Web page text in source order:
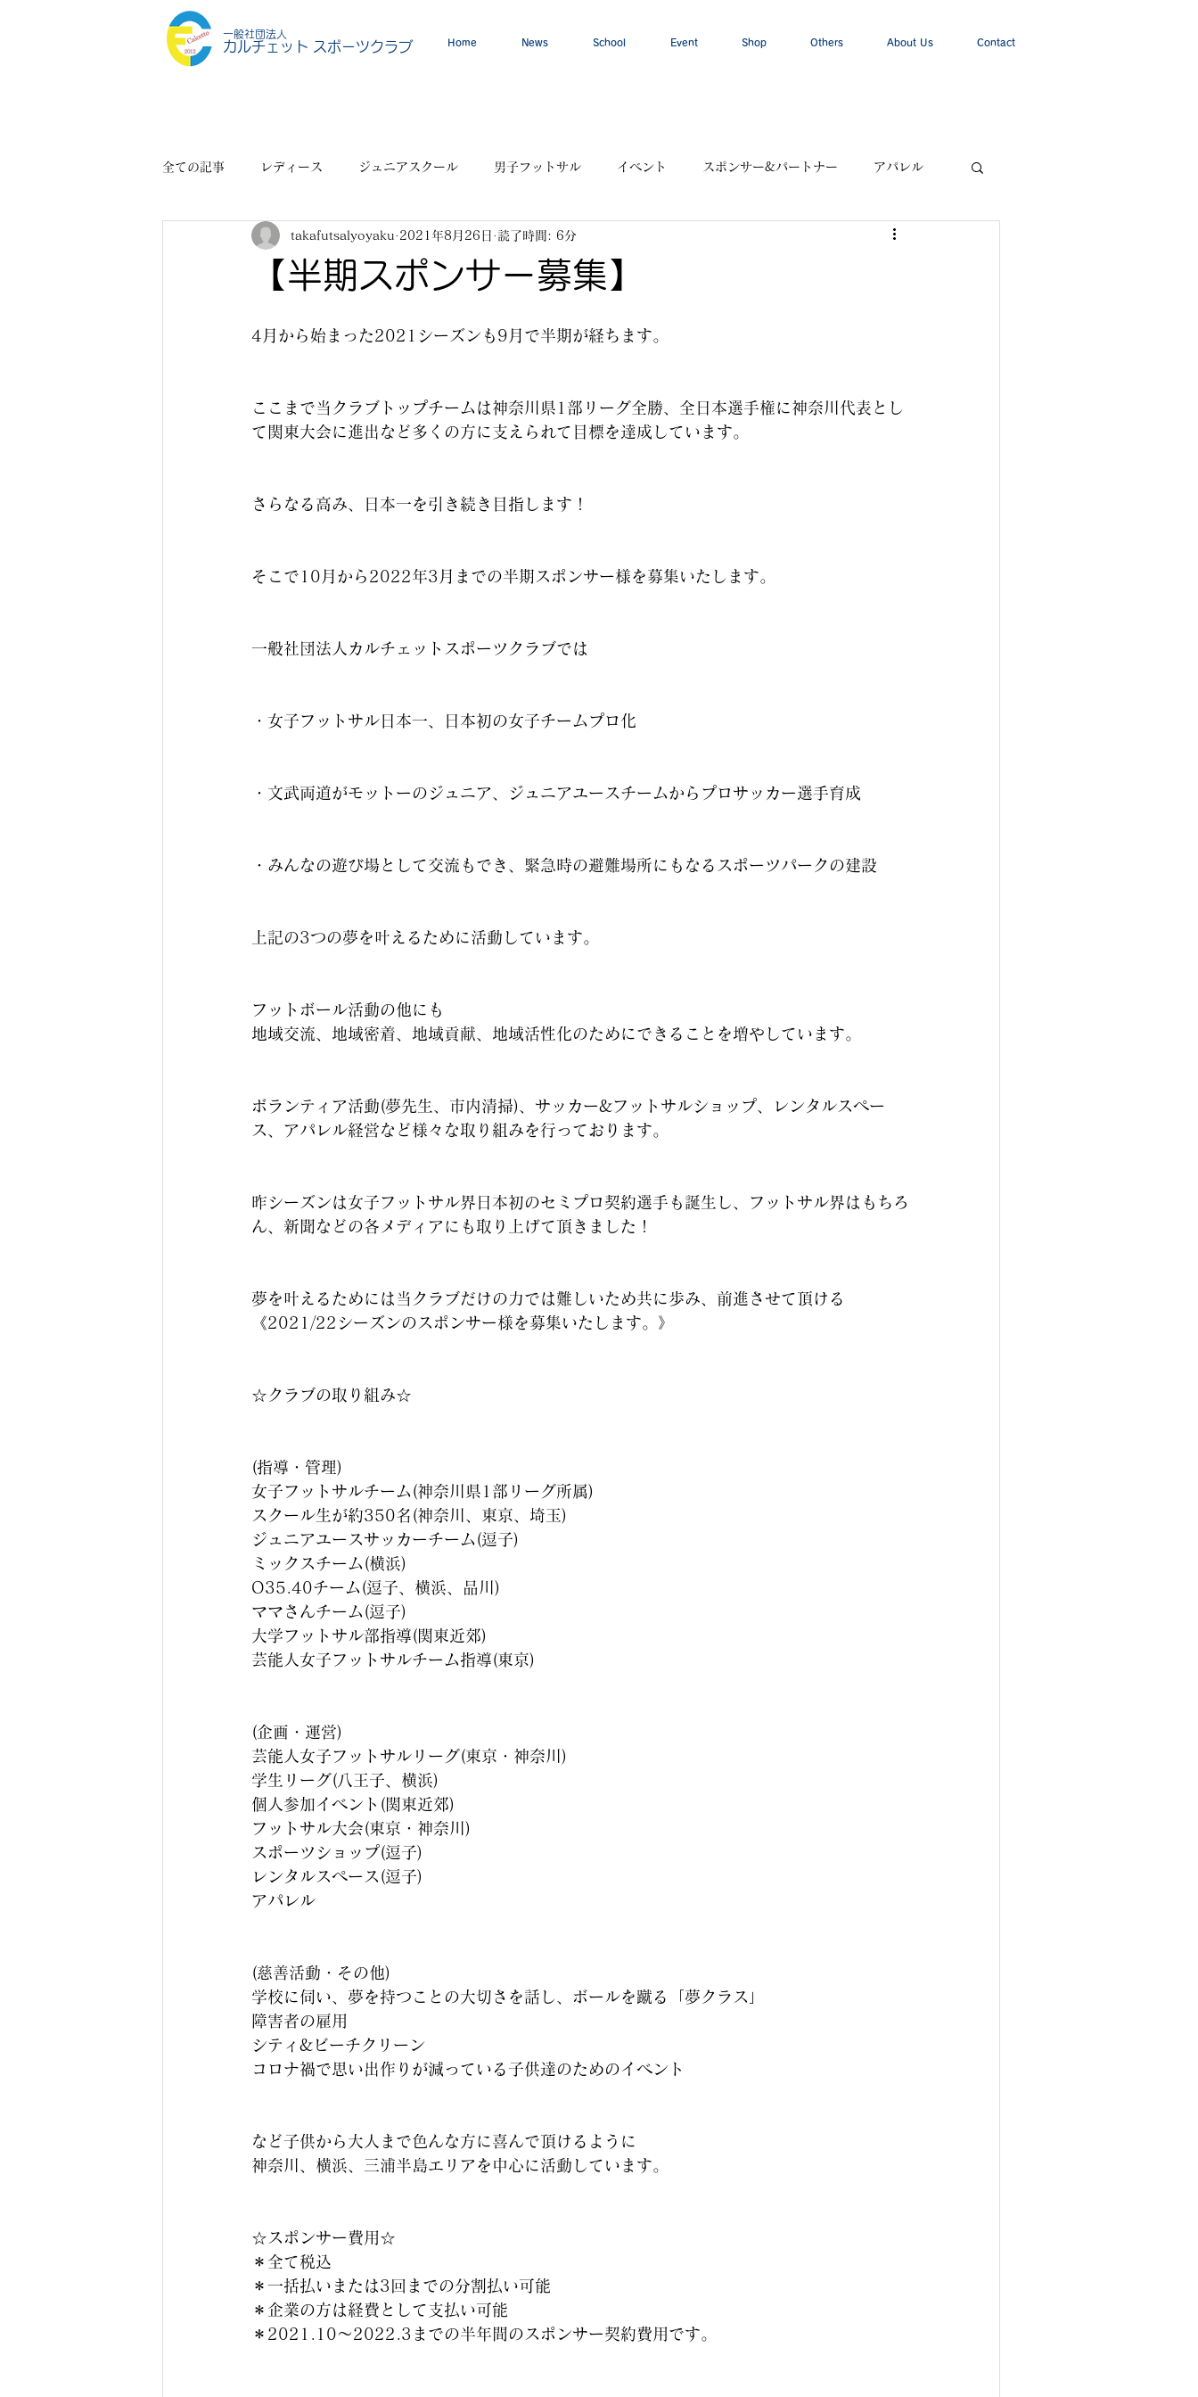
Home News School Event Shop Others About Us Contact
一般社団法人
カルチェット スポーツクラブ
全ての記事 レディース ジュニアスクール 男子フットサル イベント スポンサー&パートナー アパレル
スポーツショップ その他
【半期スポンサー募集】
takafutsalyoyaku 2021年8月26日 読了時間: 6分
4月から始まった2021シーズンも9月で半期が経ちます。
ここまで当クラブトップチームは神奈川県1部リーグ全勝、全日本選手権に神奈川代表とし
て関東大会に進出など多くの方に支えられて目標を達成しています。
さらなる高み、日本一を引き続き目指します！
そこで10月から2022年3月までの半期スポンサー様を募集いたします。
一般社団法人カルチェットスポーツクラブでは
・女子フットサル日本一、日本初の女子チームプロ化
・文武両道がモットーのジュニア、ジュニアユースチームからプロサッカー選手育成
・みんなの遊び場として交流もでき、緊急時の避難場所にもなるスポーツパークの建設
上記の3つの夢を叶えるために活動しています。
フットボール活動の他にも
地域交流、地域密着、地域貢献、地域活性化のためにできることを増やしています。
ボランティア活動(夢先生、市内清掃)、サッカー&フットサルショップ、レンタルスペー
ス、アパレル経営など様々な取り組みを行っております。
昨シーズンは女子フットサル界日本初のセミプロ契約選手も誕生し、フットサル界はもちろ
ん、新聞などの各メディアにも取り上げて頂きました！
夢を叶えるためには当クラブだけの力では難しいため共に歩み、前進させて頂ける
《2021/22シーズンのスポンサー様を募集いたします。》
☆クラブの取り組み☆
(指導・管理)
女子フットサルチーム(神奈川県1部リーグ所属)
スクール生が約350名(神奈川、東京、埼玉)
ジュニアユースサッカーチーム(逗子)
ミックスチーム(横浜)
O35.40チーム(逗子、横浜、品川)
ママさんチーム(逗子)
大学フットサル部指導(関東近郊)
芸能人女子フットサルチーム指導(東京)
(企画・運営)
芸能人女子フットサルリーグ(東京・神奈川)
学生リーグ(八王子、横浜)
個人参加イベント(関東近郊)
フットサル大会(東京・神奈川)
スポーツショップ(逗子)
レンタルスペース(逗子)
アパレル
(慈善活動・その他)
学校に伺い、夢を持つことの大切さを話し、ボールを蹴る「夢クラス」
障害者の雇用
シティ&ビーチクリーン
コロナ禍で思い出作りが減っている子供達のためのイベント
など子供から大人まで色んな方に喜んで頂けるように
神奈川、横浜、三浦半島エリアを中心に活動しています。
☆スポンサー費用☆
＊全て税込
＊一括払いまたは3回までの分割払い可能
＊企業の方は経費として支払い可能
＊2021.10〜2022.3までの半年間のスポンサー契約費用です。